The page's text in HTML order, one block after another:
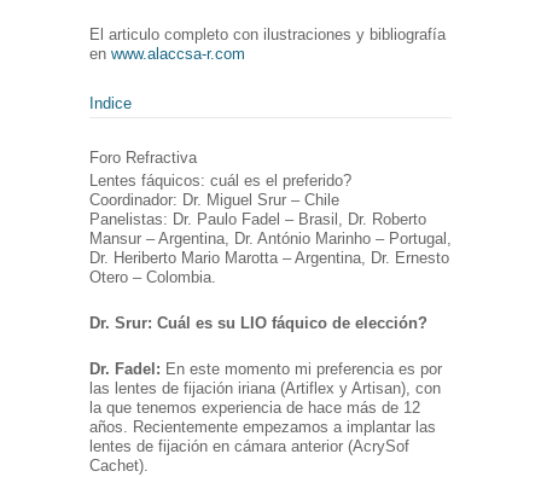
El articulo completo con ilustraciones y bibliografía
en www.alaccsa-r.com
Indice
Foro Refractiva
Lentes fáquicos: cuál es el preferido?
Coordinador: Dr. Miguel Srur – Chile
Panelistas: Dr. Paulo Fadel – Brasil, Dr. Roberto
Mansur – Argentina, Dr. António Marinho – Portugal,
Dr. Heriberto Mario Marotta – Argentina, Dr. Ernesto
Otero – Colombia.
Dr. Srur: Cuál es su LIO fáquico de elección?
Dr. Fadel: En este momento mi preferencia es por
las lentes de fijación iriana (Artiflex y Artisan), con
la que tenemos experiencia de hace más de 12
años. Recientemente empezamos a implantar las
lentes de fijación en cámara anterior (AcrySof
Cachet).